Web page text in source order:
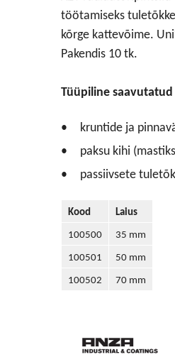
töötamiseks
kõrge kattevõime.
Pakendis 10 tk.
Tüüpiline
kruntide ja
paksu kihi
passiivsete
Kood
Laius
100500
35 mm
100501
50 mm
100502
70 mm